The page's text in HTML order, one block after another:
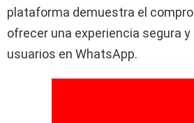
plataforma demuestra el
ofrecer una experiencia segura
usuarios en WhatsApp.